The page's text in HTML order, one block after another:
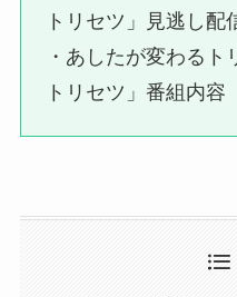
トリセツ」見逃し配
・あしたが変わる
トリセツ」番組内容